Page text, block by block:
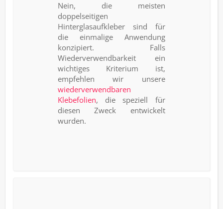
Nein, die meisten
doppelseitigen
Hinterglasaufkleber sind für
die einmalige Anwendung
konzipiert. Falls
Wiederverwendbarkeit ein
wichtiges Kriterium ist,
empfehlen wir unsere
wiederverwendbaren
Klebefolien, die speziell für
diesen Zweck entwickelt
wurden.